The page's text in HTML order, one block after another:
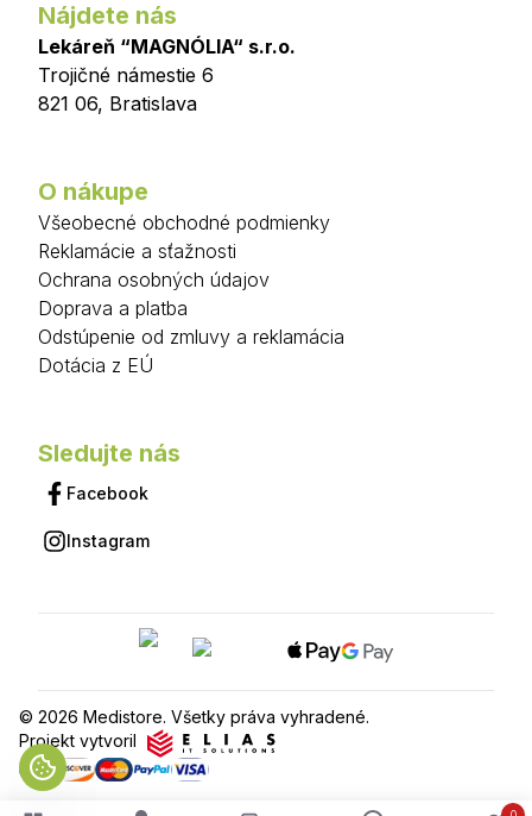
Nájdete nás
Lekáreň “MAGNÓLIA“ s.r.o.
Trojičné námestie 6
821 06, Bratislava
O nákupe
Všeobecné obchodné podmienky
Reklamácie a sťažnosti
Ochrana osobných údajov
Doprava a platba
Odstúpenie od zmluvy a reklamácia
Dotácia z EÚ
Sledujte nás
Facebook
Instagram
© 2026 Medistore. Všetky práva vyhradené.
Projekt vytvoril